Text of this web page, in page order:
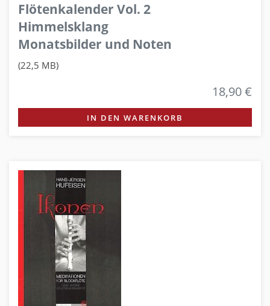
Flötenkalender Vol. 2
Himmelsklang
Monatsbilder und Noten
(22,5 MB)
18,90 €
IN DEN WARENKORB